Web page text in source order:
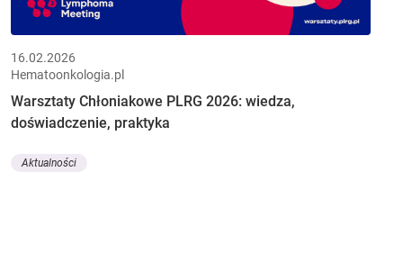
16.02.2026
Hematoonkologia.pl
Warsztaty Chłoniakowe PLRG 2026: wiedza,
doświadczenie, praktyka
Aktualności